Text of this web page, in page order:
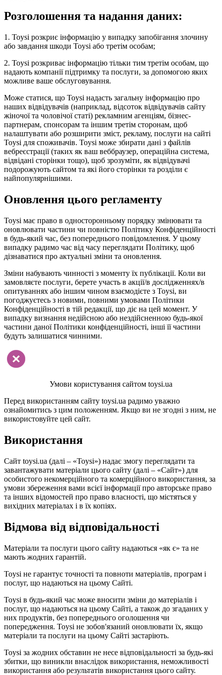
Розголошення та надання даних:
1. Toysi розкриє інформацію у випадку запобігання злочину
або завдання шкоди Toysi або третім особам;
2. Toysi розкриває інформацію тільки тим третім особам, що
надають компанії підтримку та послуги, за допомогою яких
можливе ваше обслуговування.
Може статися, що Toysi надасть загальну інформацію про
наших відвідувачів (наприклад, відсоток відвідувачів сайту
жіночої та чоловічої статі) рекламним агенціям, бізнес-
партнерам, спонсорам та іншим третім сторонам, щоб
налаштувати або розширити зміст, рекламу, послуги на сайті
Toysi для споживачів. Toysi може збирати дані з файлів
вебреєстрації (таких як ваш веббраузер, операційна система,
відвідані сторінки тощо), щоб зрозуміти, як відвідувачі
подорожують сайтом та які його сторінки та розділи є
найпопулярнішими.
Оновлення цього регламенту
Toysi має право в односторонньому порядку змінювати та
оновлювати частини чи повністю Політику Конфіденційності
в будь-який час, без попереднього повідомлення. У цьому
випадку радимо час від часу переглядати Політику, щоб
дізнаватися про актуальні зміни та оновлення.
Зміни набувають чинності з моменту їх публікації. Коли ви
замовляєте послуги, берете участь в акції/в дослідженнях/в
опитуваннях або іншим чином взаємодієте з Toysi, ви
погоджуєтесь з новими, повними умовами Політики
Конфіденційності в тій редакції, що діє на цей момент. У
випадку визнання недійсною або нездійсненною будь-якої
частини даної Політики конфіденційності, інші її частини
будуть залишатися чинними.
Умови користування сайтом toysi.ua
Перед використанням сайту toysi.ua радимо уважно
ознайомитись з цим положенням. Якщо ви не згодні з ним, не
використовуйте цей сайт.
Використання
Сайт toysi.ua (далі – «Toysi») надає змогу переглядати та
завантажувати матеріали цього сайту (далі – «Сайт») для
особистого некомерційного та комерційного використання, за
умови збереження вами всієї інформації про авторське право
та інших відомостей про право власності, що містяться у
вихідних матеріалах і в їх копіях.
Відмова від відповідальності
Матеріали та послуги цього сайту надаються «як є» та не
мають жодних гарантій.
Toysi не гарантує точності та повноти матеріалів, програм і
послуг, що надаються на цьому Сайті.
Toysi в будь-який час може вносити зміни до матеріалів і
послуг, що надаються на цьому Сайті, а також до згаданих у
них продуктів, без попереднього оголошення чи
попередження. Toysi не зобов'язаний оновлювати їх, якщо
матеріали та послуги на цьому Сайті застаріють.
Toysi за жодних обставин не несе відповідальності за будь-які
збитки, що виникли внаслідок використання, неможливості
використання або результатів використання цього сайту.